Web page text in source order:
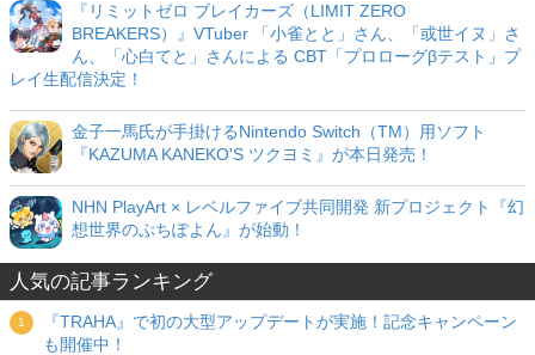
『リミットゼロ ブレイカーズ（LIMIT ZERO
BREAKERS）』VTuber 「小雀とと」さん、「或世イヌ」さ
ん、「心白てと」さんによる CBT「プロローグβテスト」プ
レイ生配信決定！
金子一馬氏が手掛けるNintendo Switch（TM）用ソフト
『KAZUMA KANEKO'S ツクヨミ』が本日発売！
NHN PlayArt × レベルファイブ共同開発 新プロジェクト『幻
想世界のぷちぽよん』が始動！
人気の記事ランキング
『TRAHA』で初の大型アップデートが実施！記念キャンペーン
も開催中！